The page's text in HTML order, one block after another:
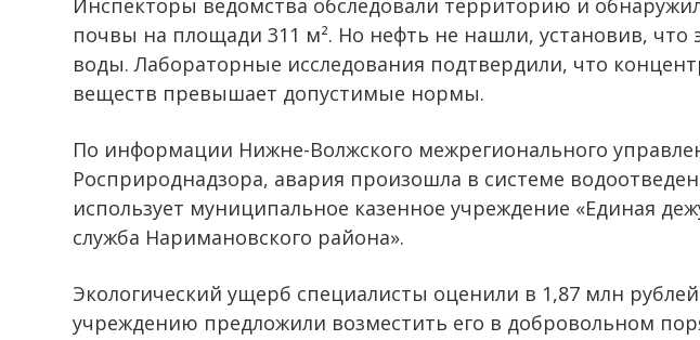
Инспекторы ведомства обследовали территорию и
почвы на площади 311 м². Но нефть не нашли, установив, что
воды. Лабораторные исследования подтвердили, что
веществ превышает допустимые нормы.
По информации Нижне-Волжского межрегионального
Росприроднадзора, авария произошла в системе
использует муниципальное казенное учреждение «Единая
служба Наримановского района».
Экологический ущерб специалисты оценили в 1,87 млн
учреждению предложили возместить его в добровольном